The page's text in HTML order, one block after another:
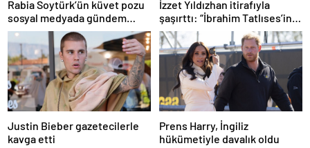
Rabia Soytürk’ün küvet pozu
sosyal medyada gündem
oldu! Takipçileri yorum
yağdırdı
İzzet Yıldızhan itirafıyla
şaşırttı: “İbrahim Tatlıses’in
psikolojisi iyi değil”
Justin Bieber gazetecilerle
kavga etti
Prens Harry, İngiliz
hükümetiyle davalık oldu